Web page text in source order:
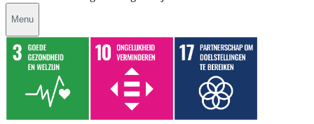
Menu